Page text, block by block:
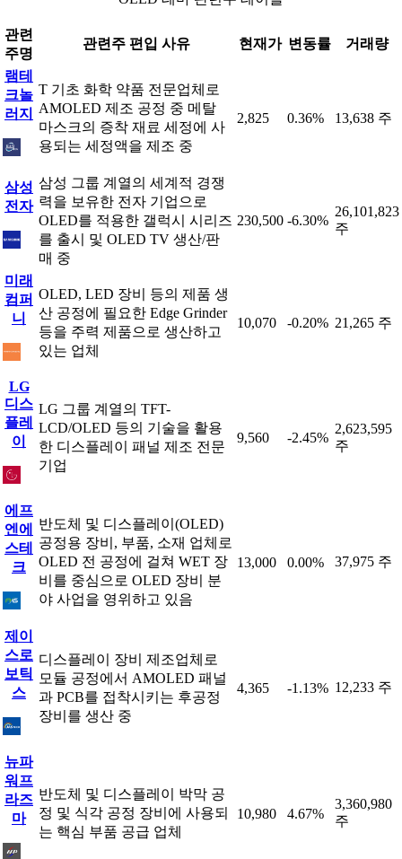
관련
주명
관련주 편입 사유 현재가 변동률 거래량
램테
크놀
러지
T 기초 화학 약품 전문업체로
AMOLED 제조 공정 중 메탈
마스크의 증착 재료 세정에 사
용되는 세정액을 제조 중
2,825 0.36% 13,638 주
삼성
전자
삼성 그룹 계열의 세계적 경쟁
력을 보유한 전자 기업으로
OLED를 적용한 갤럭시 시리즈
를 출시 및 OLED TV 생산/판
매 중
230,500 -6.30%
26,101,823
주
미래
컴퍼
니
OLED, LED 장비 등의 제품 생
산 공정에 필요한 Edge Grinder
등을 주력 제품으로 생산하고
있는 업체
10,070 -0.20% 21,265 주
LG
디스
플레
이
LG 그룹 계열의 TFT-
LCD/OLED 등의 기술을 활용
한 디스플레이 패널 제조 전문
기업
9,560 -2.45%
2,623,595
주
에프
엔에
스테
크
반도체 및 디스플레이(OLED)
공정용 장비, 부품, 소재 업체로
OLED 전 공정에 걸쳐 WET 장
비를 중심으로 OLED 장비 분
야 사업을 영위하고 있음
13,000 0.00% 37,975 주
제이
스로
보틱
스
디스플레이 장비 제조업체로
모듈 공정에서 AMOLED 패널
과 PCB를 접착시키는 후공정
장비를 생산 중
4,365 -1.13% 12,233 주
뉴파
워프
라즈
마
반도체 및 디스플레이 박막 공
정 및 식각 공정 장비에 사용되
는 핵심 부품 공급 업체
10,980 4.67%
3,360,980
주